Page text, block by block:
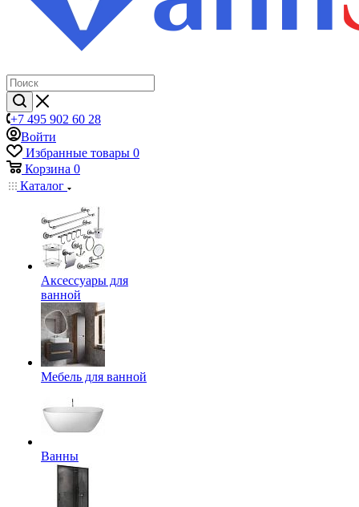
+7 495 902 60 28
Войти
Избранные товары 0
Корзина 0
Каталог
Аксессуары для
ванной
Мебель для ванной
Ванны